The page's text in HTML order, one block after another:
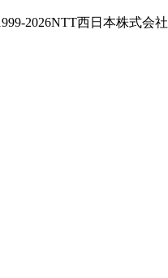
2026NTT西日本株式会社